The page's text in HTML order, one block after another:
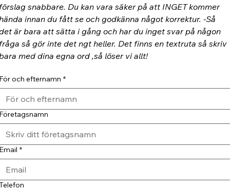
snabbare. Du kan vara säker på att INGET kommer
innan du fått se och godkänna något korrektur. -Så
är bara att sätta i gång och har du inget svar på någon
så gör inte det ngt heller. Det finns en textruta så skriv
med dina egna ord ,så löser vi allt!
och efternamn *
*